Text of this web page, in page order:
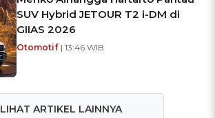
SUV Hybrid JETOUR T2 i-DM di
GIIAS 2026
Otomotif | 13:46 WIB
LIHAT ARTIKEL LAINNYA